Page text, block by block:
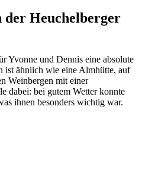
der Heuchelberger
Yvonne und Dennis eine absolute
ist ähnlich wie eine Almhütte, auf
Weinbergen mit einer
dabei: bei gutem Wetter konnte
ihnen besonders wichtig war.